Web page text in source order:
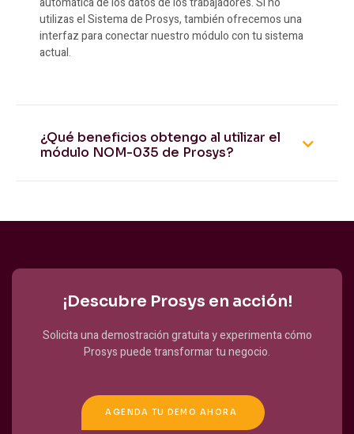
utilizas el Sistema de Prosys, también ofrecemos una
interfaz para conectar nuestro módulo con tu sistema
actual.
¿Qué beneficios obtengo al utilizar el
módulo NOM-035 de Prosys?
¡Descubre Prosys en acción!
Solicita una demostración gratuita y experimenta cómo
Prosys puede transformar tu negocio.
AGENDA TU DEMO AHORA